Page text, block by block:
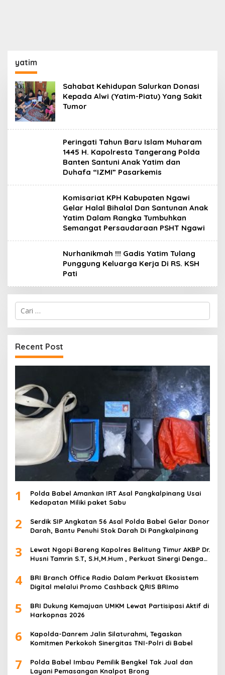
yatim
Sahabat Kehidupan Salurkan Donasi
Kepada Alwi (Yatim-Piatu) Yang Sakit
Tumor
Peringati Tahun Baru Islam Muharam
1445 H. Kapolresta Tangerang Polda
Banten Santuni Anak Yatim dan
Duhafa “IZMI” Pasarkemis
Komisariat KPH Kabupaten Ngawi
Gelar Halal Bihalal Dan Santunan Anak
Yatim Dalam Rangka Tumbuhkan
Semangat Persaudaraan PSHT Ngawi
Nurhanikmah !!! Gadis Yatim Tulang
Punggung Keluarga Kerja Di RS. KSH
Pati
Cari
untuk:
Recent Post
1
Polda Babel Amankan IRT Asal Pangkalpinang Usai
Kedapatan Miliki paket Sabu
2
Serdik SIP Angkatan 56 Asal Polda Babel Gelar Donor
Darah, Bantu Penuhi Stok Darah Di Pangkalpinang
3
Lewat Ngopi Bareng Kapolres Belitung Timur AKBP Dr.
Husni Tamrin S.T, S.H,M.Hum , Perkuat Sinergi Dengan
4
BRI Branch Office Radio Dalam Perkuat Ekosistem
Digital melalui Promo Cashback QRIS BRImo
5
BRI Dukung Kemajuan UMKM Lewat Partisipasi Aktif di
Harkopnas 2026
6
Kapolda-Danrem Jalin Silaturahmi, Tegaskan
Komitmen Perkokoh Sinergitas TNI-Polri di Babel
7
Polda Babel Imbau Pemilik Bengkel Tak Jual dan
Layani Pemasangan Knalpot Brong